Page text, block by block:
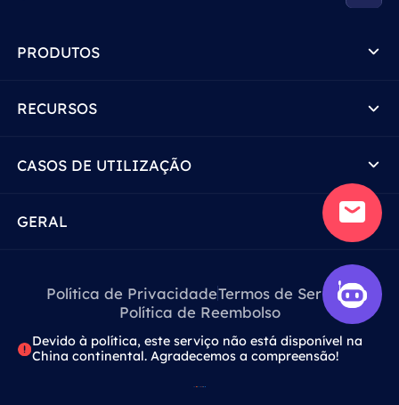
PRODUTOS
RECURSOS
CASOS DE UTILIZAÇÃO
GERAL
Política de PrivacidadeTermos de Serviço
Política de Reembolso
Devido à política, este serviço não está disponível na
China continental. Agradecemos a compreensão!